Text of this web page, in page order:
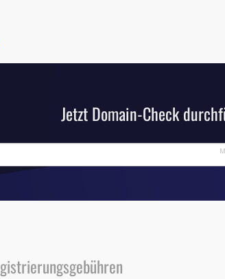
Jetzt Domain-Check